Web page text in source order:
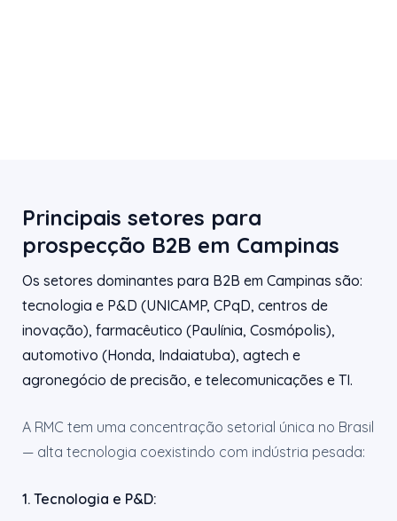
Principais setores para
prospecção B2B em Campinas
Os setores dominantes para B2B em Campinas são:
tecnologia e P&D (UNICAMP, CPqD, centros de
inovação), farmacêutico (Paulínia, Cosmópolis),
automotivo (Honda, Indaiatuba), agtech e
agronegócio de precisão, e telecomunicações e TI.
A RMC tem uma concentração setorial única no Brasil
— alta tecnologia coexistindo com indústria pesada:
1. Tecnologia e P&D: